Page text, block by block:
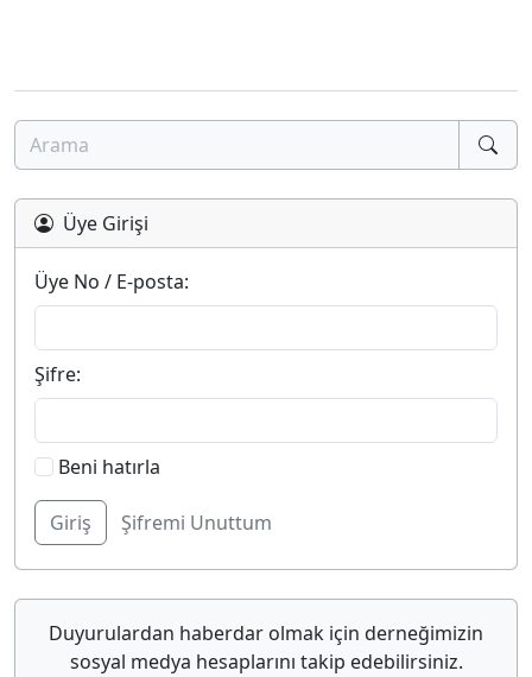
Üye Girişi
Üye No / E-posta:
Şifre:
Beni hatırla
Şifremi Unuttum
Duyurulardan haberdar olmak için derneğimizin
sosyal medya hesaplarını takip edebilirsiniz.